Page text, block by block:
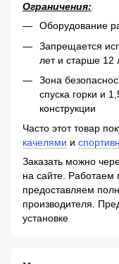
Ограничения:
Оборудование
Запрещается
лет и старше 12
Зона
спуска горки и
конструкции
Часто этот товар
качелями и
Заказать можно
на сайте. Работаем
предоставляем
производителя.
установке